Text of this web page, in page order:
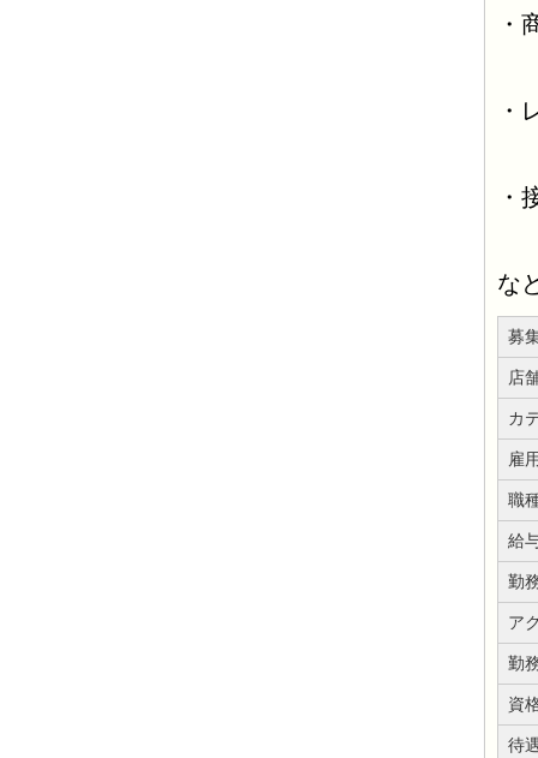
・
・
・
な
募
店
カ
雇
職
給
勤
ア
勤
資
待